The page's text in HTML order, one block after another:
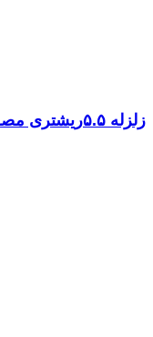
زلزله ۵.۵ریشتری مصر و فلسطین را لرزاند